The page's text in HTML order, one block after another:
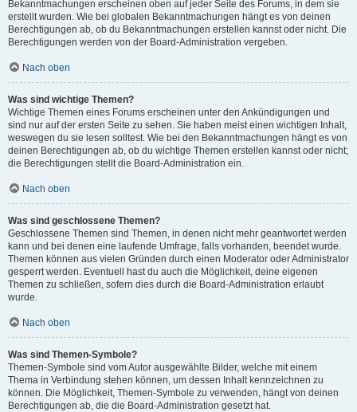
Bekanntmachungen erscheinen oben auf jeder Seite des Forums, in dem sie
erstellt wurden. Wie bei globalen Bekanntmachungen hängt es von deinen
Berechtigungen ab, ob du Bekanntmachungen erstellen kannst oder nicht. Die
Berechtigungen werden von der Board-Administration vergeben.
Nach oben
Was sind wichtige Themen?
Wichtige Themen eines Forums erscheinen unter den Ankündigungen und
sind nur auf der ersten Seite zu sehen. Sie haben meist einen wichtigen Inhalt,
weswegen du sie lesen solltest. Wie bei den Bekanntmachungen hängt es von
deinen Berechtigungen ab, ob du wichtige Themen erstellen kannst oder nicht;
die Berechtigungen stellt die Board-Administration ein.
Nach oben
Was sind geschlossene Themen?
Geschlossene Themen sind Themen, in denen nicht mehr geantwortet werden
kann und bei denen eine laufende Umfrage, falls vorhanden, beendet wurde.
Themen können aus vielen Gründen durch einen Moderator oder Administrator
gesperrt werden. Eventuell hast du auch die Möglichkeit, deine eigenen
Themen zu schließen, sofern dies durch die Board-Administration erlaubt
wurde.
Nach oben
Was sind Themen-Symbole?
Themen-Symbole sind vom Autor ausgewählte Bilder, welche mit einem
Thema in Verbindung stehen können, um dessen Inhalt kennzeichnen zu
können. Die Möglichkeit, Themen-Symbole zu verwenden, hängt von deinen
Berechtigungen ab, die die Board-Administration gesetzt hat.